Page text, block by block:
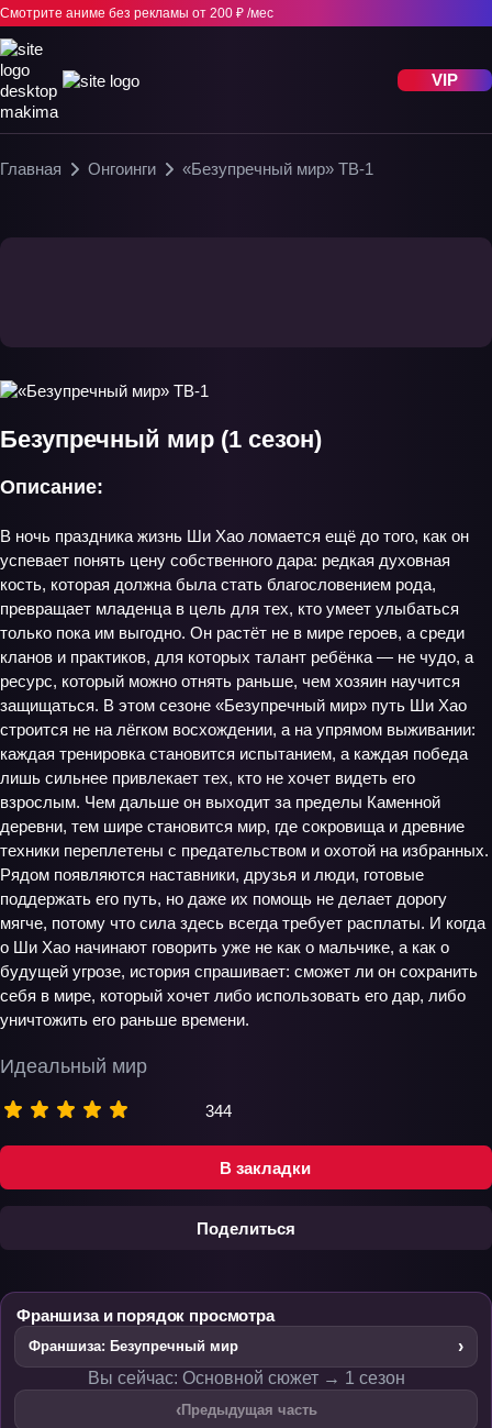
Смотрите аниме без рекламы от 200 ₽ /мес
VIP
Главная Онгоинги «Безупречный мир» ТВ-1
В закладки
Поделиться
Безупречный мир (1 сезон)
Идеальный мир
344
Описание:
В ночь праздника жизнь Ши Хао ломается ещё до того, как он
успевает понять цену собственного дара: редкая духовная
кость, которая должна была стать благословением рода,
превращает младенца в цель для тех, кто умеет улыбаться
только пока им выгодно. Он растёт не в мире героев, а среди
кланов и практиков, для которых талант ребёнка — не чудо, а
ресурс, который можно отнять раньше, чем хозяин научится
защищаться. В этом сезоне «Безупречный мир» путь Ши Хао
строится не на лёгком восхождении, а на упрямом выживании:
каждая тренировка становится испытанием, а каждая победа
лишь сильнее привлекает тех, кто не хочет видеть его
взрослым. Чем дальше он выходит за пределы Каменной
деревни, тем шире становится мир, где сокровища и древние
техники переплетены с предательством и охотой на избранных.
Рядом появляются наставники, друзья и люди, готовые
поддержать его путь, но даже их помощь не делает дорогу
мягче, потому что сила здесь всегда требует расплаты. И когда
о Ши Хао начинают говорить уже не как о мальчике, а как о
будущей угрозе, история спрашивает: сможет ли он сохранить
себя в мире, который хочет либо использовать его дар, либо
уничтожить его раньше времени.
Франшиза и порядок просмотра
Франшиза: Безупречный мир
›
Вы сейчас: Основной сюжет → 1 сезон
‹Предыдущая часть